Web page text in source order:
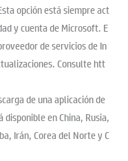
opción está siempre act
y cuenta de Microsoft. E
de servicios de In
Consulte htt
de una aplicación de
en China, Rusia,
Irán, Corea del Norte y C